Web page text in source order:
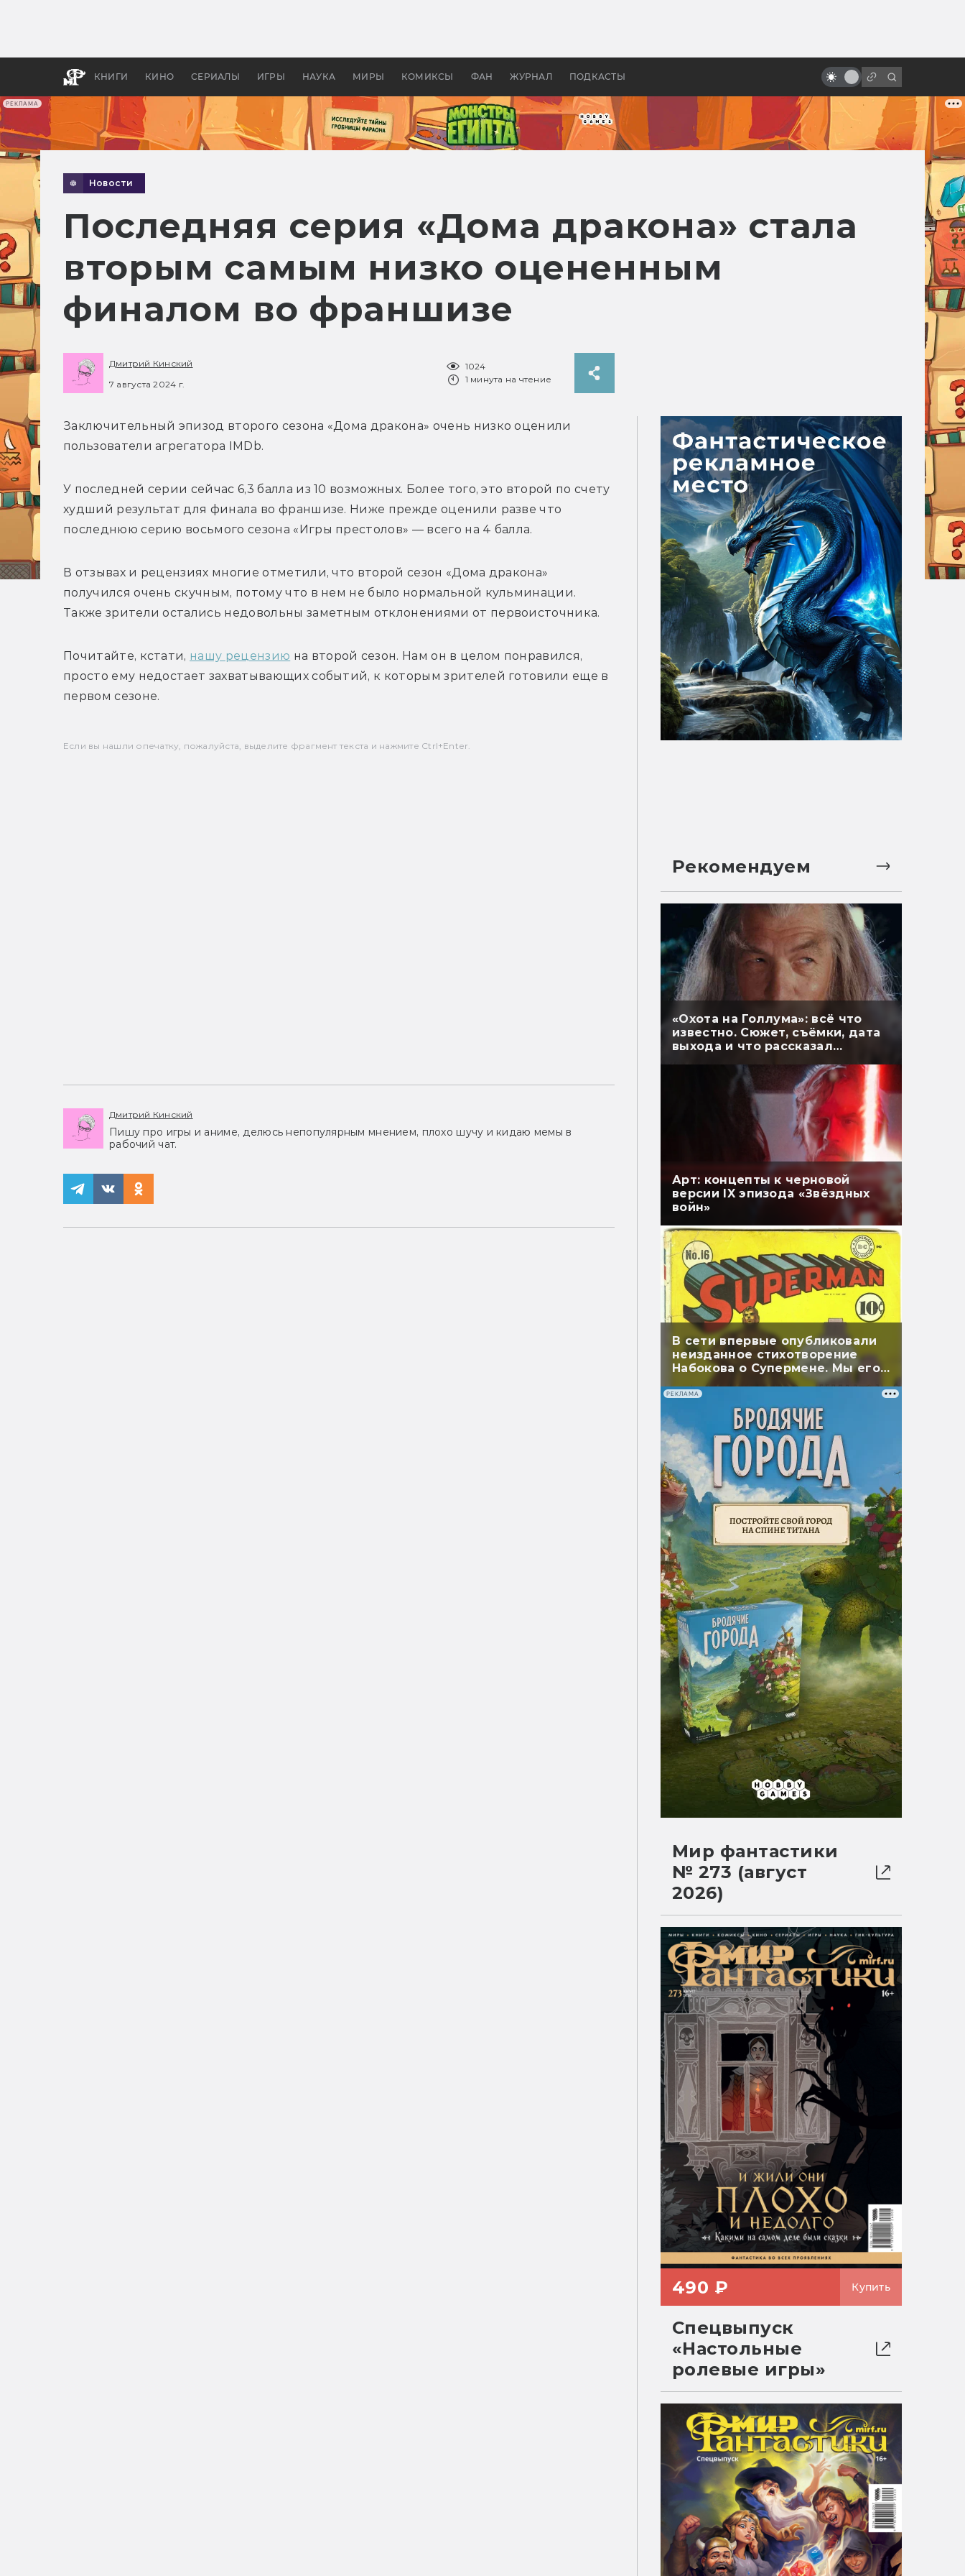
РЕКЛАМА
КНИГИ КИНО СЕРИАЛЫ ИГРЫ НАУКА МИРЫ КОМИКСЫ ФАН ЖУРНАЛ ПОДКАСТЫ
бы «Властелина колец»
Древней Грецией
«Светлячка» и «Мстителей»
Новости
Последняя серия «Дома дракона» стала
вторым самым низко оцененным
финалом во франшизе
Дмитрий Кинский
7 августа 2024 г.
1024
1 минута на чтение
Заключительный эпизод второго сезона «Дома дракона» очень низко оценили
пользователи агрегатора IMDb.
У последней серии сейчас 6,3 балла из 10 возможных. Более того, это второй по счету
худший результат для финала во франшизе. Ниже прежде оценили разве что
последнюю серию восьмого сезона «Игры престолов» — всего на 4 балла.
В отзывах и рецензиях многие отметили, что второй сезон «Дома дракона»
получился очень скучным, потому что в нем не было нормальной кульминации.
Также зрители остались недовольны заметным отклонениями от первоисточника.
Почитайте, кстати, нашу рецензию на второй сезон. Нам он в целом понравился,
просто ему недостает захватывающих событий, к которым зрителей готовили еще в
первом сезоне.
Если вы нашли опечатку, пожалуйста, выделите фрагмент текста и нажмите Ctrl+Enter.
Дмитрий Кинский
Пишу про игры и аниме, делюсь непопулярным мнением, плохо шучу и кидаю мемы в
рабочий чат.
Рекомендуем
«Охота на Голлума»: всё что
известно. Сюжет, съёмки, дата
выхода и что рассказал
Арт: концепты к черновой
версии IX эпизода «Звёздных
войн»
В сети впервые опубликовали
неизданное стихотворение
Набокова о Супермене. Мы его
перевели
РЕКЛАМА
Мир фантастики
№ 273 (август
2026)
490 ₽ Купить
Спецвыпуск
«Настольные
ролевые игры»